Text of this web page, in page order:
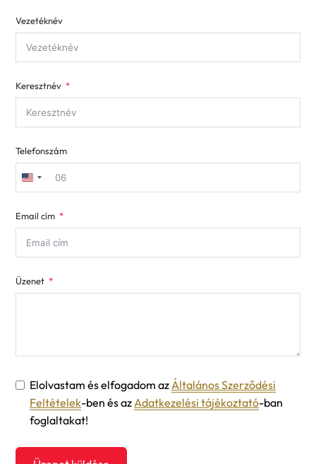
Vezetéknév
Keresztnév
Telefonszám
United
+1
Email cím
Üzenet
Elolvastam és elfogadom azÁltalános Szerződési
Feltételek-ben és azAdatkezelési tájékoztató-ban
foglaltakat!